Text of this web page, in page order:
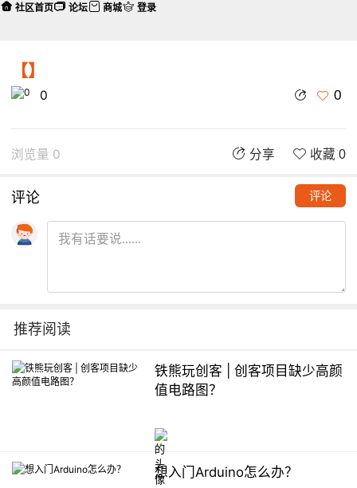
【】
0 0
浏览量 0 分享 收藏 0
评论 评论
推荐阅读
铁熊玩创客 | 创客项目缺少高颜
值电路图？
想入门Arduino怎么办？
社区首页 论坛 商城 登录